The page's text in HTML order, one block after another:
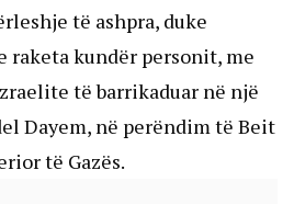
të ashpra, duke
raketa kundër personit, me
të barrikaduar në një
Dayem, në perëndim të Beit
të Gazës.